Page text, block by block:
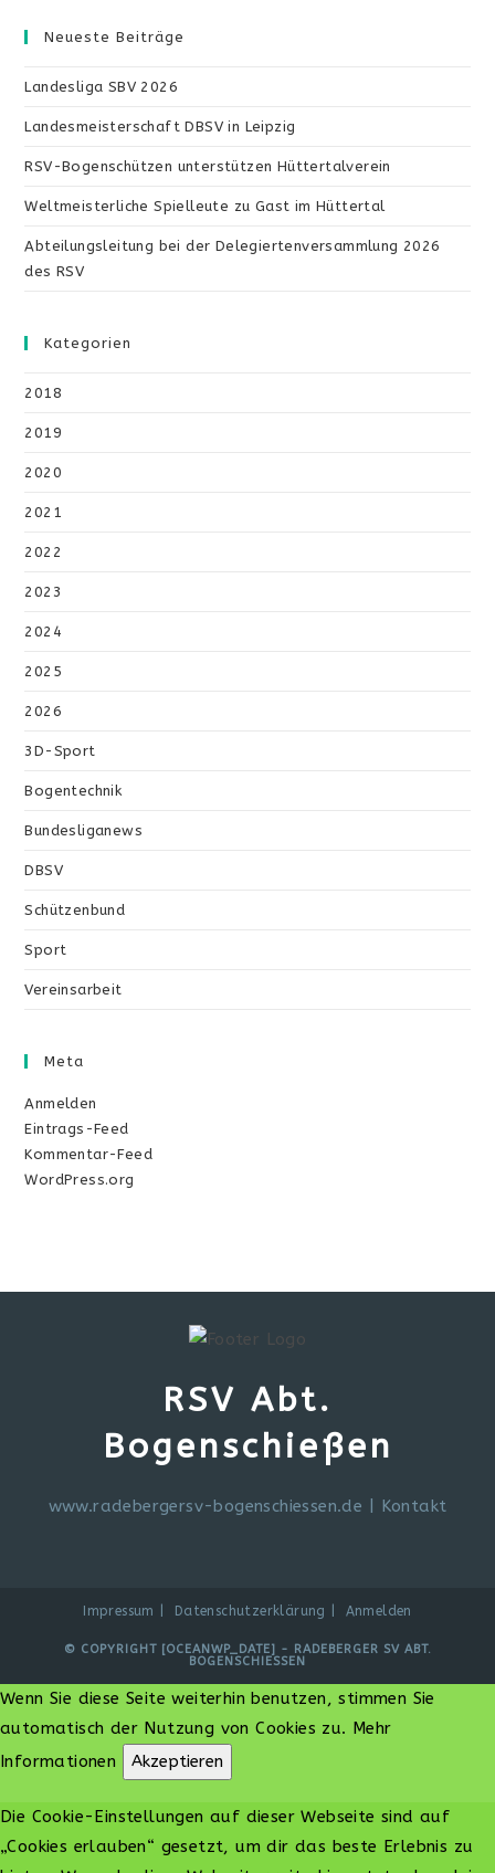
Neueste Beiträge
Landesliga SBV 2026
Landesmeisterschaft DBSV in Leipzig
RSV-Bogenschützen unterstützen Hüttertalverein
Weltmeisterliche Spielleute zu Gast im Hüttertal
Abteilungsleitung bei der Delegiertenversammlung 2026
des RSV
Kategorien
2018
2019
2020
2021
2022
2023
2024
2025
2026
3D-Sport
Bogentechnik
Bundesliganews
DBSV
Schützenbund
Sport
Vereinsarbeit
Meta
Anmelden
Eintrags-Feed
Kommentar-Feed
WordPress.org
RSV Abt.
Bogenschießen
www.radebergersv-bogenschiessen.de Kontakt
Impressum Datenschutzerklärung Anmelden
© COPYRIGHT [OCEANWP_DATE] - RADEBERGER SV ABT.
BOGENSCHIESSEN
Wenn Sie diese Seite weiterhin benutzen, stimmen Sie
automatisch der Nutzung von Cookies zu. Mehr
Informationen
Akzeptieren
Die Cookie-Einstellungen auf dieser Webseite sind auf
„Cookies erlauben“ gesetzt, um dir das beste Erlebnis zu